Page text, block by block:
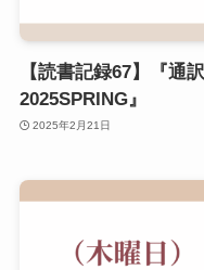
【読書記録67】『通
2025SPRING』
2025年2月21日